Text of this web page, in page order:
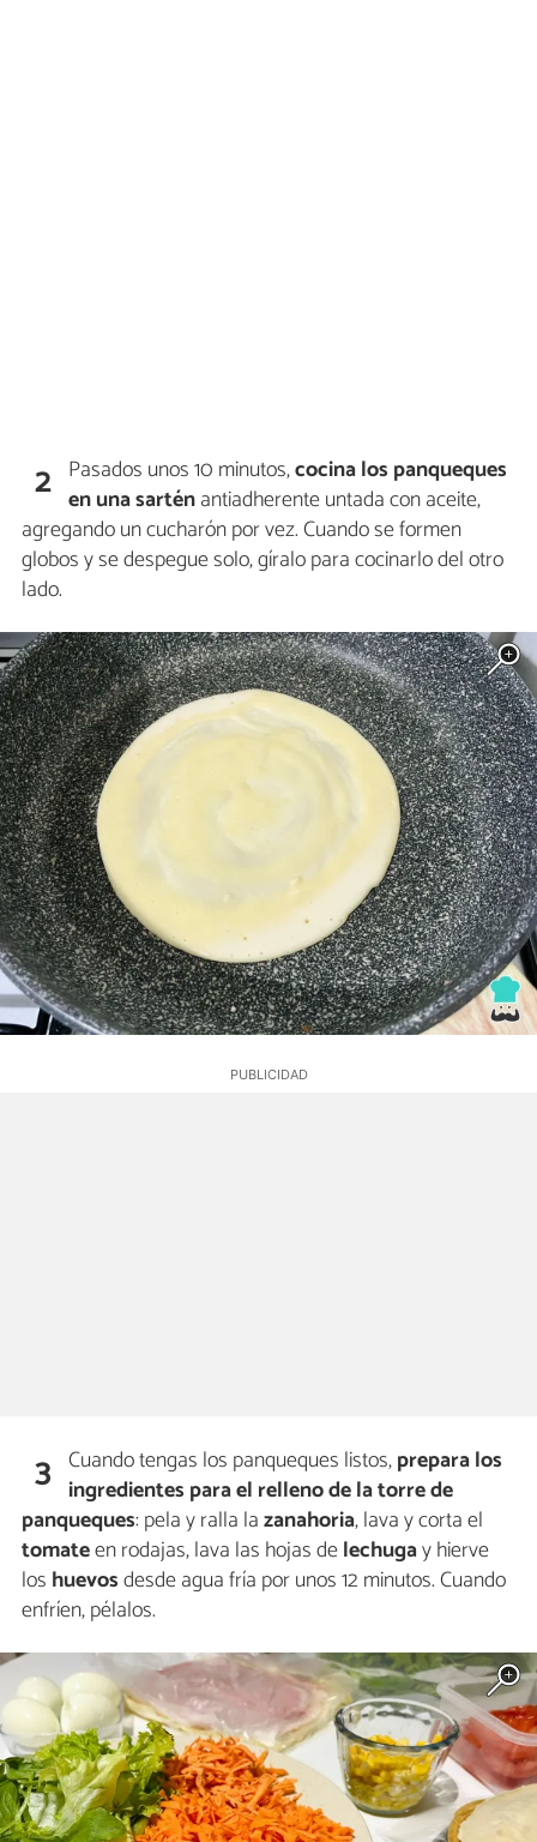
2 Pasados unos 10 minutos,cocina los panqueques
en una sarténantiadherente untada con aceite,
agregando un cucharón por vez. Cuando se formen
globos y se despegue solo, gíralo para cocinarlo del otro
lado.
3 Cuando tengas los panqueques listos,prepara los
ingredientes para el relleno de la torre de
panqueques: pela y ralla lazanahoria, lava y corta el
tomateen rodajas, lava las hojas delechugay hierve
los huevosdesde agua fría por unos 12 minutos. Cuando
enfríen, pélalos.